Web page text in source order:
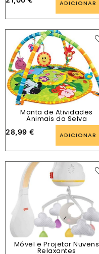
ADICIONAR
Manta de Atividades
Animais da Selva
28,99 € ADICIONAR
Móvel e Projetor Nuvens
Relaxantes